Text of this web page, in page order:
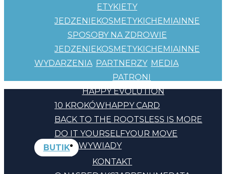
ETYKIETY
JEDZENIEKOSMETYKICHEMIAINNE
SPOSOBY NA ZDROWIE
JEDZENIEKOSMETYKICHEMIAINNE
WYDARZENIA PARTNERZY
PATRONI
MEDIA
HAPPY EVOLUTION
10 KROKÓWHAPPY CARD
BACK TO THE ROOTSLESS IS MORE
DO IT YOURSELFYOUR MOVE
BUTIK
KONTAKT
WYWIADY